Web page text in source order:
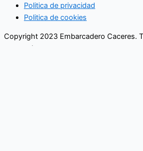
Politica de privacidad
Politica de cookies
Copyright 2023 Embarcadero Caceres.
reservados